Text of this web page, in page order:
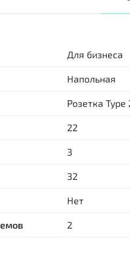
Для бизнеса
Напольная
Розетка Type
22
3
32
Нет
2